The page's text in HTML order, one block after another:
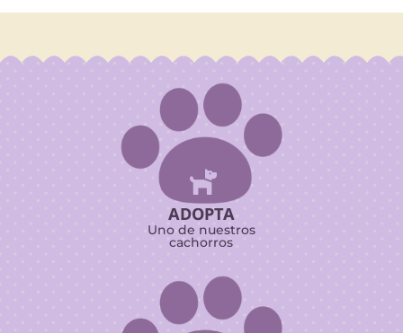

ADOPTA
Uno de nuestros
cachorros